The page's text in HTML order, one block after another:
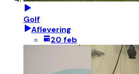
Golf
Aflevering
20 feb